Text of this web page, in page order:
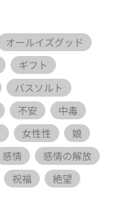
オールイズグッド
ギフト
バスソルト
不安
中毒
女性性
娘
感情
感情の解放
祝福
絶望